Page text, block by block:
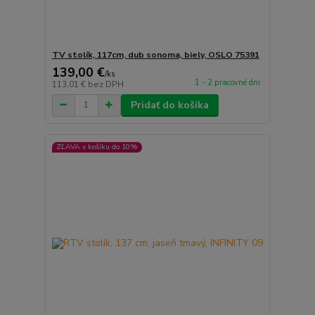
TV stolík, 117cm, dub sonoma, biely, OSLO 75391
139,00 €/ks
113,01 € bez DPH 1 - 2 pracovné dni
Pridať do košíka
ZĽAVA v košíku do 10%